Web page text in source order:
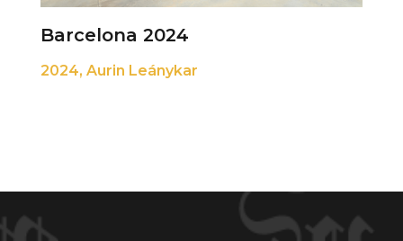
Barcelona 2024
2024, Aurin Leánykar